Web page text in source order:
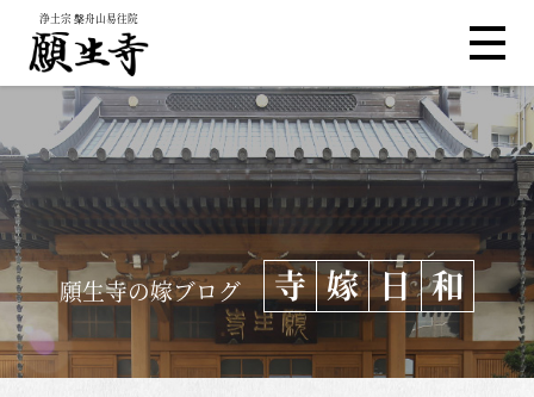
浄土宗 槃舟山易往院
願生寺の嫁ブログ 寺 嫁 日 和